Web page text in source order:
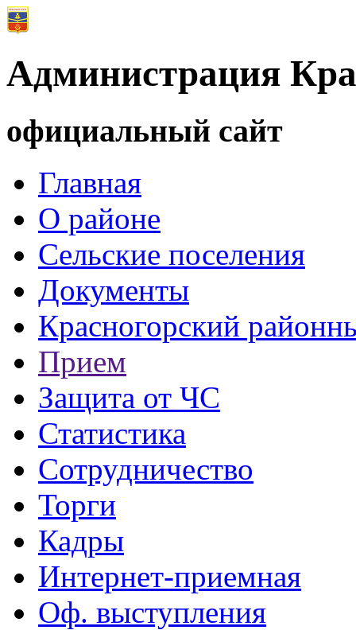
Администрация
официальный сайт
Главная
О районе
Сельские поселения
Документы
Красногорский
Прием
Защита от ЧС
Статистика
Сотрудничество
Торги
Кадры
Интернет-приемная
Оф. выступления